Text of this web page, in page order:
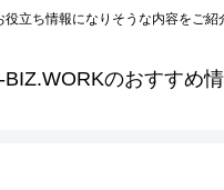
立ち情報になりそうな内容をご紹
BIZ.WORKのおすすめ